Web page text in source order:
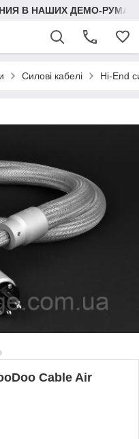
В НАШИХ ДЕМО-РУМАХ
Силові кабелі Hi-End
Cable Air